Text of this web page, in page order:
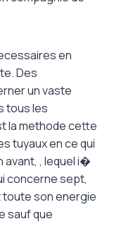
en
Des
un vaste
tous les
la methode cette
tuyaux en ce qui
avant, , lequel i�
concerne sept,
toute son energie
sauf que